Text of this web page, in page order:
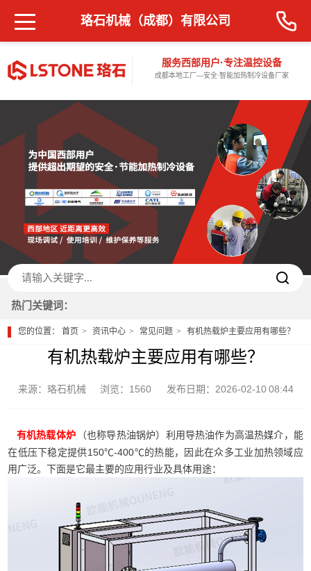
服务西部用户·专注温控设备
成都本地工厂—安全·智能加热制冷设备厂家
珞石机械（成都）有限公司
热门关键词：
您的位置：首页 资讯中心 常见问题 有机热载炉主要应用有哪些？
有机热载炉主要应用有哪些？
来源：珞石机械 浏览：1560 发布日期：2026-02-10 08:44
有机热载体炉
（也称导热油锅炉）利用导热油作为高温热媒介，能
在低压下稳定提供150℃-400℃的热能，因此在众多工业加热领域应
用广泛。下面是它最主要的应用行业及具体用途：